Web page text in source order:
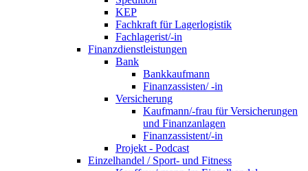
KEP
Fachkraft für Lagerlogistik
Fachlagerist/-in
Finanzdienstleistungen
Bank
Bankkaufmann
Finanzassisten/ -in
Versicherung
Kaufmann/-frau für Versicherungen
und Finanzanlagen
Finanzassistent/-in
Projekt - Podcast
Einzelhandel / Sport- und Fitness